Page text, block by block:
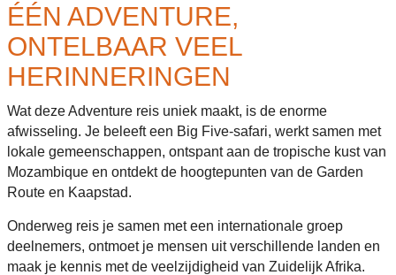
ÉÉN ADVENTURE,
ONTELBAAR VEEL
HERINNERINGEN
Wat deze Adventure reis uniek maakt, is de enorme
afwisseling. Je beleeft een Big Five-safari, werkt samen met
lokale gemeenschappen, ontspant aan de tropische kust van
Mozambique en ontdekt de hoogtepunten van de Garden
Route en Kaapstad.
Onderweg reis je samen met een internationale groep
deelnemers, ontmoet je mensen uit verschillende landen en
maak je kennis met de veelzijdigheid van Zuidelijk Afrika.